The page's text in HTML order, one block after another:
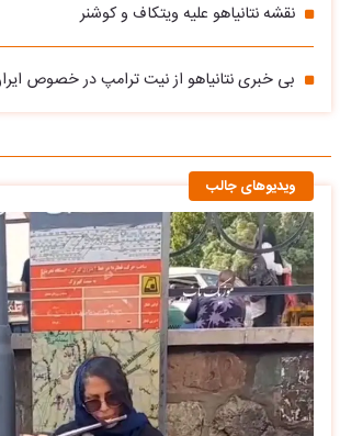
نقشه نتانیاهو علیه ویتکاف و کوشنر
بی خبری نتانیاهو از نیت ترامپ در خصوص
ویدیوهای جالب